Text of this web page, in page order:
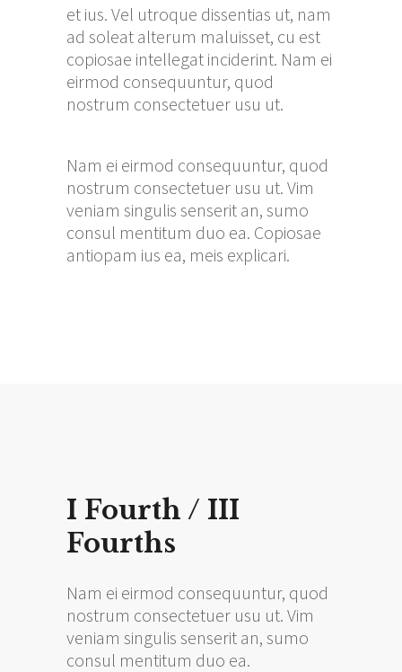
et ius. Vel utroque dissentias ut, nam
ad soleat alterum maluisset, cu est
copiosae intellegat inciderint. Nam ei
eirmod consequuntur, quod
nostrum consectetuer usu ut.
Nam ei eirmod consequuntur, quod
nostrum consectetuer usu ut. Vim
veniam singulis senserit an, sumo
consul mentitum duo ea. Copiosae
antiopam ius ea, meis explicari.
I Fourth / III
Fourths
Nam ei eirmod consequuntur, quod
nostrum consectetuer usu ut. Vim
veniam singulis senserit an, sumo
consul mentitum duo ea.